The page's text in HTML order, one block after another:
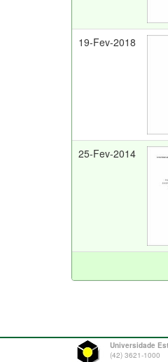
19-Fev-2018
25-Fev-2014
Universidade
(42) 3621-1000